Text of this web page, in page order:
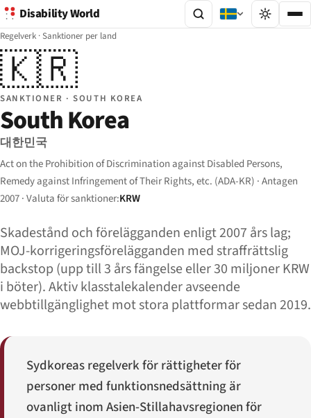
Disability World
Regelverk ·Sanktioner per land
🇰🇷
SANKTIONER · SOUTH KOREA
South Korea
대한민국
Act on the Prohibition of Discrimination against Disabled Persons,
Remedy against Infringement of Their Rights, etc. (ADA-KR) · Antagen
2007 · Valuta för sanktioner:KRW
Skadestånd och förelägganden enligt 2007 års lag;
MOJ-korrigeringsförelägganden med straffrättslig
backstop (upp till 3 års fängelse eller 30 miljoner KRW
i böter). Aktiv klasstalekalender avseende
webbtillgänglighet mot stora plattformar sedan 2019.
Sydkoreas regelverk för rättigheter för
personer med funktionsnedsättning är
ovanligt inom Asien-Stillahavsregionen för